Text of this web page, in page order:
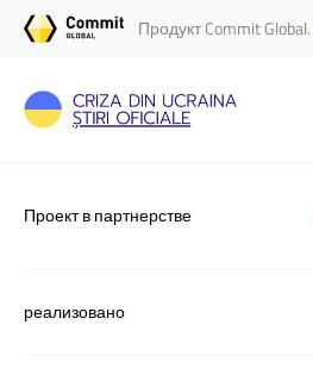
Продукт Commit Global.
Проект в партнерстве
реализовано